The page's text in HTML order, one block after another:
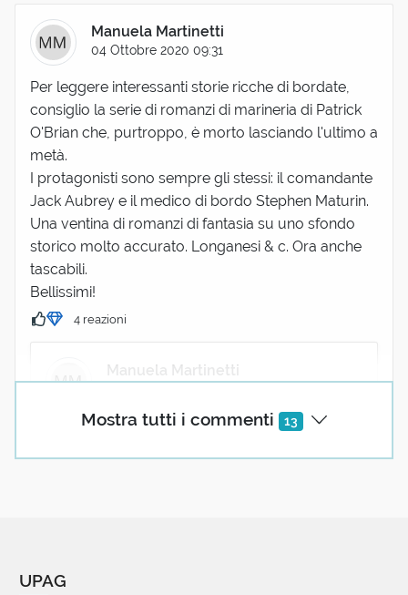
Mostra tutti i commenti 13
Manuela Martinetti
04 Ottobre 2020 09:31
Per leggere interessanti storie ricche di bordate,
consiglio la serie di romanzi di marineria di Patrick
O'Brian che, purtroppo, è morto lasciando l'ultimo a
metà.
I protagonisti sono sempre gli stessi: il comandante
Jack Aubrey e il medico di bordo Stephen Maturin.
Una ventina di romanzi di fantasia su uno sfondo
storico molto accurato. Longanesi & c. Ora anche
tascabili.
Bellissimi!
4 reazioni
Manuela Martinetti
L'ultimA a metà! Uffa, non si rilegge mai
UPAG